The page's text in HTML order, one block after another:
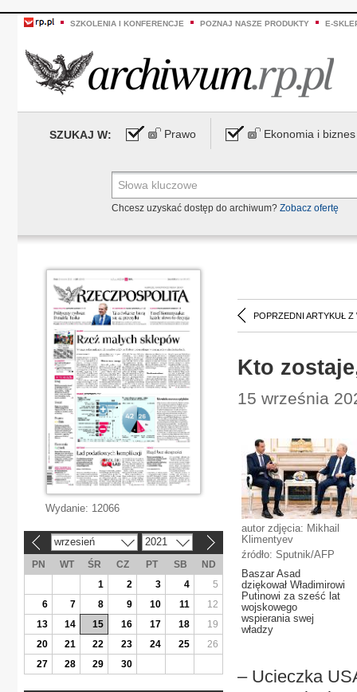
SZKOLENIA I KONFERENCJE POZNAJ NASZE PRODUKTY E-
SZUKAJ W: Prawo Ekonomia i biznes
Chcesz uzyskać dostęp do archiwum? Zobacz ofertę
POPRZEDNI ARTYKUŁ Z
Kto
15 września
autor zdjęcia: Mikhail
Klimentyev
źródło: Sputnik/AFP
Baszar Asad
dziękował Władimirowi
Putinowi za sześć lat
wojskowego
wspierania swej
władzy
– Ucieczka
Wydanie: 12066
wrzesień 2021
PN WT ŚR CZ PT SB
ND
1
2 3 4
5
6
7 8 9 10 11
12
13
14 15 16 17 18
19
20
21 22 23 24 25
26
27
28 29 30